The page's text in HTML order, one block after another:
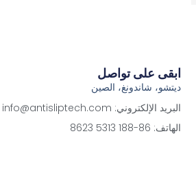
ابقى على تواصل
ديتشو، شاندونغ، الصين
البريد الإلكتروني: info@antisliptech.com
الهاتف: 86-188 5313 8623